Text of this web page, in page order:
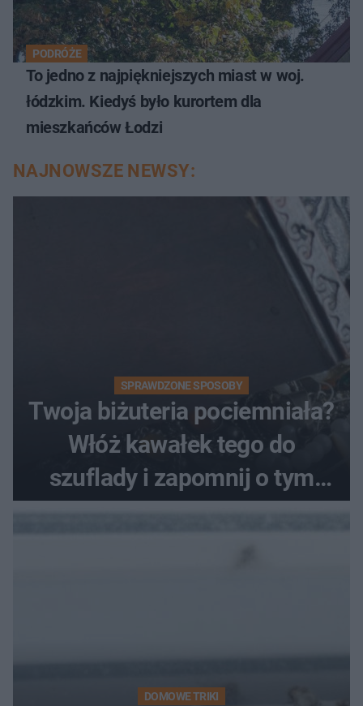
PODRÓŻE
To jedno z najpiękniejszych miast w woj.
łódzkim. Kiedyś było kurortem dla
mieszkańców Łodzi
NAJNOWSZE NEWSY:
SPRAWDZONE SPOSOBY
Twoja biżuteria pociemniała?
Włóż kawałek tego do
szuflady i zapomnij o tym
problemie. Sposób na
DOMOWE TRIKI